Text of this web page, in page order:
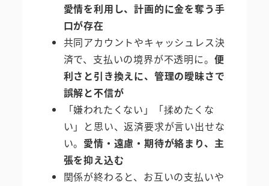
愛情を利用し、計画的に金を奪う手
口が存在
共同アカウントやキャッシュレス決
済で、支払いの境界が不透明に。 便
利さと引き換えに、管理の曖昧さで
誤解と不信が
「嫌われたくない」「揉めたくな
い」と思い、返済要求が言い出せな
い。 愛情・遠慮・期待が絡まり、主
張を抑え込む
関係が終わると、お互いの支払いや